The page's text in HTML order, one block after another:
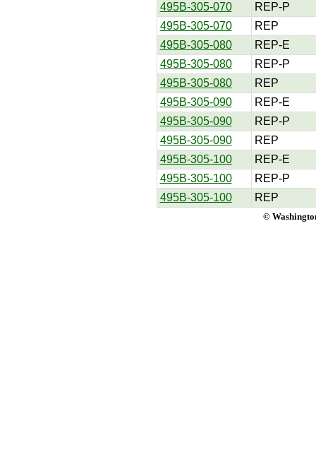
495B-305-070
REP-P
495B-305-070
REP
495B-305-080
REP-E
495B-305-080
REP-P
495B-305-080
REP
495B-305-090
REP-E
495B-305-090
REP-P
495B-305-090
REP
495B-305-100
REP-E
495B-305-100
REP-P
495B-305-100
REP
©